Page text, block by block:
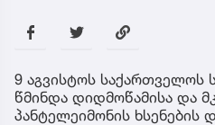
9 აგვისტოს საქართველოს
წმინდა დიდმოწამისა და
პანტელეიმონის ხსენების